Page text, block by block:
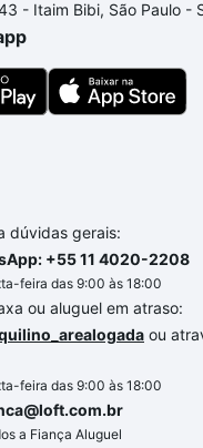
de compra,
comprar um
para comprar o
e conforto.
- Itaim Bibi, São Paulo -
dúvidas gerais:
+55 11 4020-2208
feira das 9:00 às 18:00
ou aluguel em atraso:
ou
feira das 9:00 às 18:00
a Fiança Aluguel